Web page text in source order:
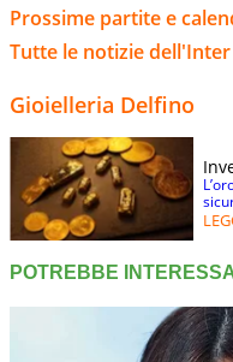
Prossime partite e
Tutte le notizie dell'Inter
Gioielleria Delfino